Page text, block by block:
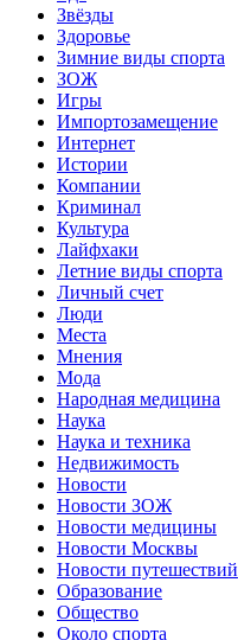
Звёзды
Здоровье
Зимние виды спорта
ЗОЖ
Игры
Импортозамещение
Интернет
Истории
Компании
Криминал
Культура
Лайфхаки
Летние виды спорта
Личный счет
Люди
Места
Мнения
Мода
Народная медицина
Наука
Наука и техника
Недвижимость
Новости
Новости ЗОЖ
Новости медицины
Новости Москвы
Новости путешествий
Образование
Общество
Около спорта